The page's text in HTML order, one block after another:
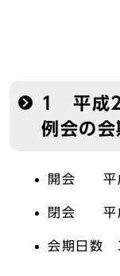
1 平成
例会の会
開会 平
閉会 平
会期日数